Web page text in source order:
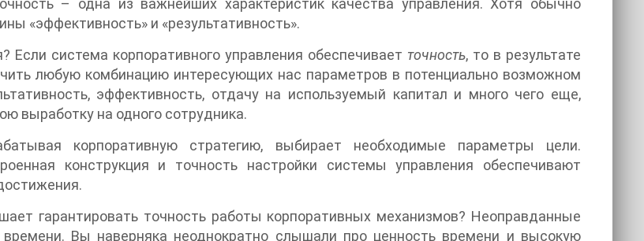
– одна из важнейших характеристик качества управления. Хотя обычно
«эффективность» и «результативность».
Если система корпоративного управления обеспечивает точность, то в результате
любую комбинацию интересующих нас параметров в потенциально возможном
эффективность, отдачу на используемый капитал и много чего еще,
выработку на одного сотрудника.
корпоративную стратегию, выбирает необходимые параметры цели.
конструкция и точность настройки системы управления обеспечивают
гарантировать точность работы корпоративных механизмов? Неоправданные
времени. Вы наверняка неоднократно слышали про ценность времени и высокую